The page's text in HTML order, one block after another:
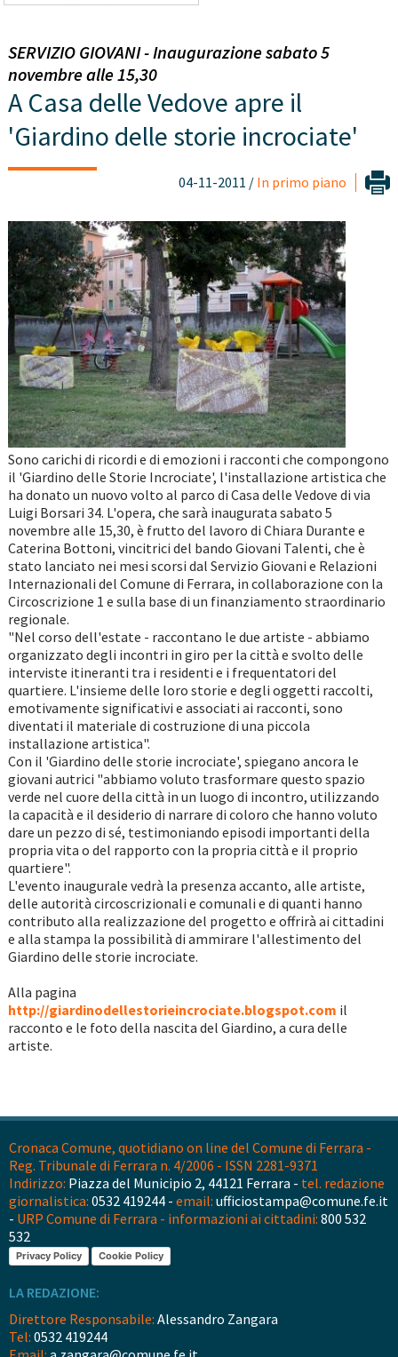
SERVIZIO GIOVANI - Inaugurazione sabato 5
novembre alle 15,30
A Casa delle Vedove apre il
'Giardino delle storie incrociate'
04-11-2011 / In primo piano
Sono carichi di ricordi e di emozioni i racconti che compongono
il 'Giardino delle Storie Incrociate', l'installazione artistica che
ha donato un nuovo volto al parco di Casa delle Vedove di via
Luigi Borsari 34. L'opera, che sarà inaugurata sabato 5
novembre alle 15,30, è frutto del lavoro di Chiara Durante e
Caterina Bottoni, vincitrici del bando Giovani Talenti, che è
stato lanciato nei mesi scorsi dal Servizio Giovani e Relazioni
Internazionali del Comune di Ferrara, in collaborazione con la
Circoscrizione 1 e sulla base di un finanziamento straordinario
regionale.
"Nel corso dell'estate - raccontano le due artiste - abbiamo
organizzato degli incontri in giro per la città e svolto delle
interviste itineranti tra i residenti e i frequentatori del
quartiere. L'insieme delle loro storie e degli oggetti raccolti,
emotivamente significativi e associati ai racconti, sono
diventati il materiale di costruzione di una piccola
installazione artistica".
Con il 'Giardino delle storie incrociate', spiegano ancora le
giovani autrici "abbiamo voluto trasformare questo spazio
verde nel cuore della città in un luogo di incontro, utilizzando
la capacità e il desiderio di narrare di coloro che hanno voluto
dare un pezzo di sé, testimoniando episodi importanti della
propria vita o del rapporto con la propria città e il proprio
quartiere".
L'evento inaugurale vedrà la presenza accanto, alle artiste,
delle autorità circoscrizionali e comunali e di quanti hanno
contributo alla realizzazione del progetto e offrirà ai cittadini
e alla stampa la possibilità di ammirare l'allestimento del
Giardino delle storie incrociate.
Alla pagina
http://giardinodellestorieincrociate.blogspot.com il
racconto e le foto della nascita del Giardino, a cura delle
artiste.
Cronaca Comune, quotidiano on line del Comune di Ferrara -
Reg. Tribunale di Ferrara n. 4/2006 - ISSN 2281-9371
Indirizzo: Piazza del Municipio 2, 44121 Ferrara - tel. redazione
giornalistica: 0532 419244 - email: ufficiostampa@comune.fe.it
- URP Comune di Ferrara - informazioni ai cittadini: 800 532
532
Privacy Policy Cookie Policy
LA REDAZIONE:
Direttore Responsabile: Alessandro Zangara
Tel: 0532 419244